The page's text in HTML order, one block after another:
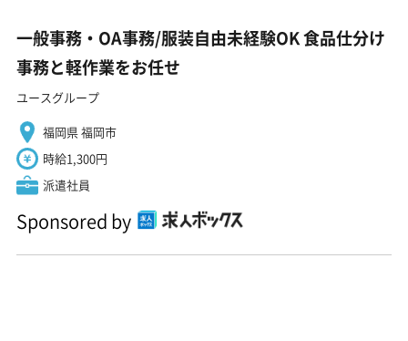
一般事務・OA事務/服装自由未経験OK 食品仕分け
事務と軽作業をお任せ
ユースグループ
福岡県 福岡市
時給1,300円
派遣社員
Sponsored by